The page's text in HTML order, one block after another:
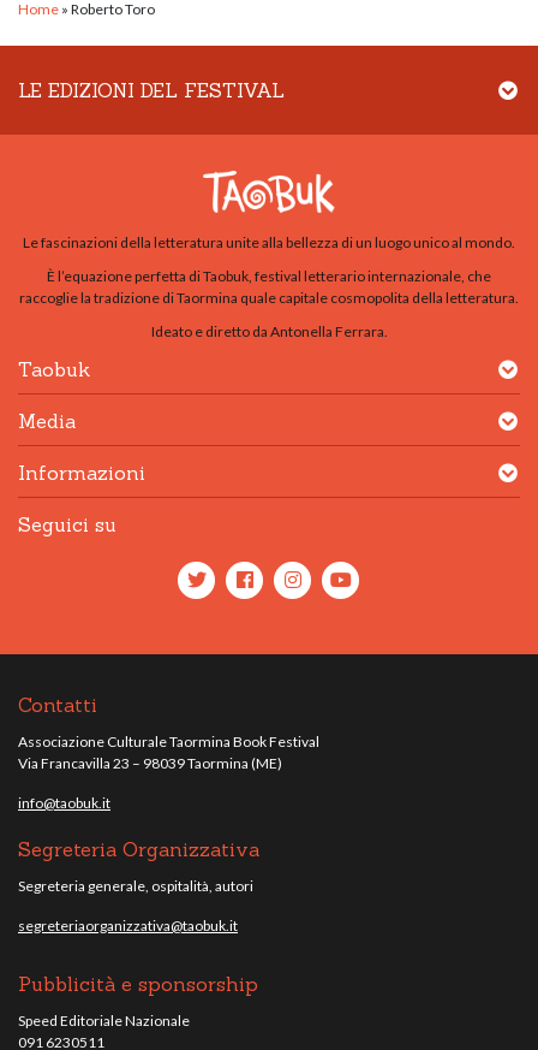
Home » Roberto Toro
LE EDIZIONI DEL FESTIVAL
Le fascinazioni della letteratura unite alla bellezza di un luogo unico al mondo.
È l’equazione perfetta di Taobuk, festival letterario internazionale, che
raccoglie la tradizione di Taormina quale capitale cosmopolita della letteratura.
Ideato e diretto da Antonella Ferrara.
Taobuk
Media
Informazioni
Seguici su
Contatti
Associazione Culturale Taormina Book Festival
Via Francavilla 23 – 98039 Taormina (ME)
info@taobuk.it
Segreteria Organizzativa
Segreteria generale, ospitalità, autori
segreteriaorganizzativa@taobuk.it
Pubblicità e sponsorship
Speed Editoriale Nazionale
091 6230511